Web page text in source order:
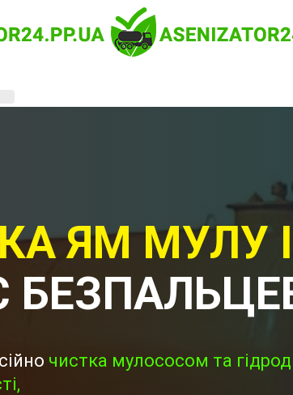
ЯМ МУЛУ
чистка мулососом та